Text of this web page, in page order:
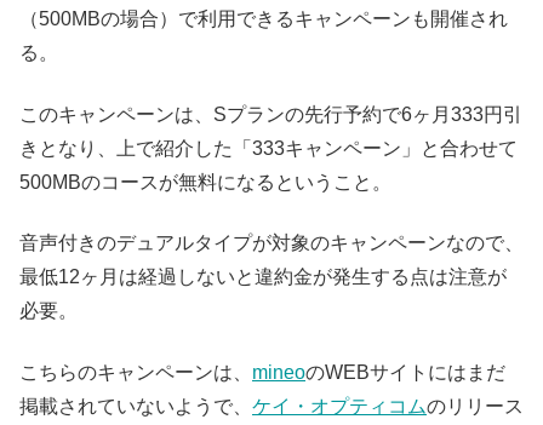
（500MBの場合）で利用できるキャンペーンも開催され
る。
このキャンペーンは、Sプランの先行予約で6ヶ月333円引
きとなり、上で紹介した「333キャンペーン」と合わせて
500MBのコースが無料になるということ。
音声付きのデュアルタイプが対象のキャンペーンなので、
最低12ヶ月は経過しないと違約金が発生する点は注意が
必要。
こちらのキャンペーンは、 mineoのWEBサイトにはまだ
掲載されていないようで、 ケイ・オプティコムのリリース